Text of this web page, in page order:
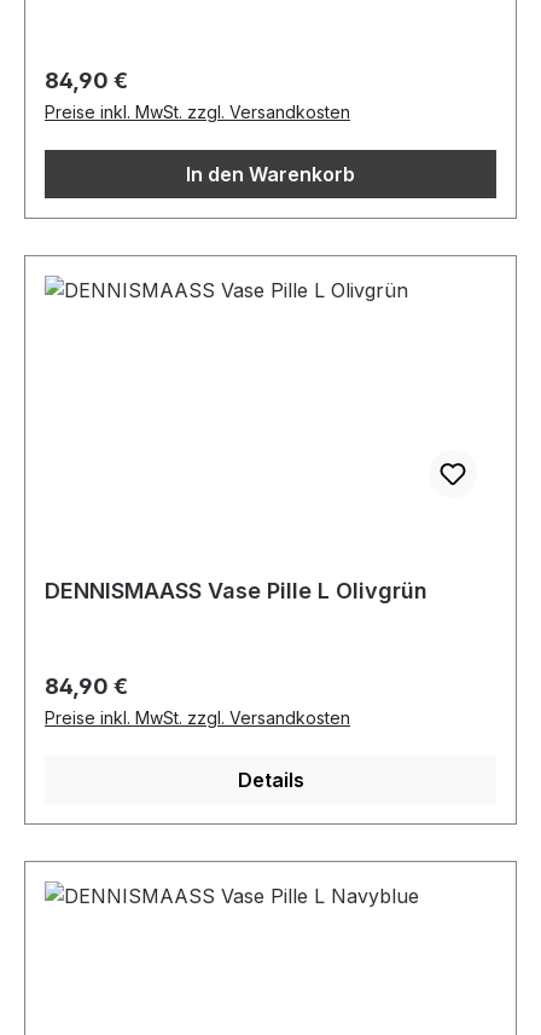
Regulärer Preis:
84,90 €
Preise inkl. MwSt. zzgl. Versandkosten
In den Warenkorb
DENNISMAASS Vase Pille L Olivgrün
Regulärer Preis:
84,90 €
Preise inkl. MwSt. zzgl. Versandkosten
Details